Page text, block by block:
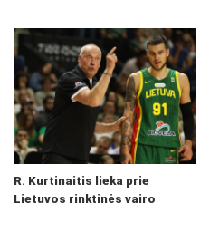
R. Kurtinaitis lieka prie
Lietuvos rinktinės vairo